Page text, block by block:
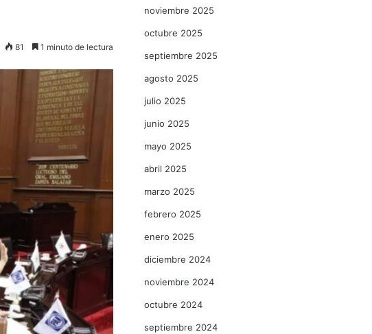
81 1 minuto de lectura
noviembre 2025
octubre 2025
septiembre 2025
agosto 2025
julio 2025
junio 2025
mayo 2025
abril 2025
marzo 2025
febrero 2025
enero 2025
diciembre 2024
noviembre 2024
octubre 2024
septiembre 2024